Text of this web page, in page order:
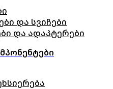
და სვიჩები
და ადაპტერები